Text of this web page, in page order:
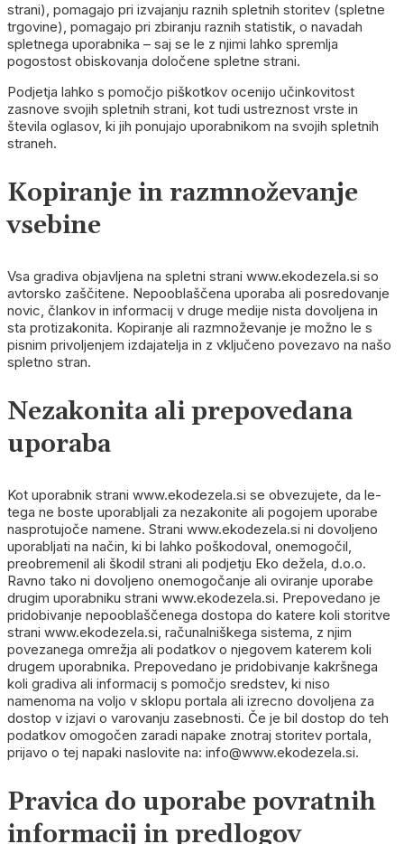
strani), pomagajo pri izvajanju raznih spletnih storitev (spletne
trgovine), pomagajo pri zbiranju raznih statistik, o navadah
spletnega uporabnika – saj se le z njimi lahko spremlja
pogostost obiskovanja določene spletne strani.
Podjetja lahko s pomočjo piškotkov ocenijo učinkovitost
zasnove svojih spletnih strani, kot tudi ustreznost vrste in
števila oglasov, ki jih ponujajo uporabnikom na svojih spletnih
straneh.
Kopiranje in razmnoževanje
vsebine
Vsa gradiva objavljena na spletni strani www.ekodezela.si so
avtorsko zaščitene. Nepooblaščena uporaba ali posredovanje
novic, člankov in informacij v druge medije nista dovoljena in
sta protizakonita. Kopiranje ali razmnoževanje je možno le s
pisnim privoljenjem izdajatelja in z vključeno povezavo na našo
spletno stran.
Nezakonita ali prepovedana
uporaba
Kot uporabnik strani www.ekodezela.si se obvezujete, da le-
tega ne boste uporabljali za nezakonite ali pogojem uporabe
nasprotujoče namene. Strani www.ekodezela.si ni dovoljeno
uporabljati na način, ki bi lahko poškodoval, onemogočil,
preobremenil ali škodil strani ali podjetju Eko dežela, d.o.o.
Ravno tako ni dovoljeno onemogočanje ali oviranje uporabe
drugim uporabniku strani www.ekodezela.si. Prepovedano je
pridobivanje nepooblaščenega dostopa do katere koli storitve
strani www.ekodezela.si, računalniškega sistema, z njim
povezanega omrežja ali podatkov o njegovem katerem koli
drugem uporabnika. Prepovedano je pridobivanje kakršnega
koli gradiva ali informacij s pomočjo sredstev, ki niso
namenoma na voljo v sklopu portala ali izrecno dovoljena za
dostop v izjavi o varovanju zasebnosti. Če je bil dostop do teh
podatkov omogočen zaradi napake znotraj storitev portala,
prijavo o tej napaki naslovite na: info@www.ekodezela.si.
Pravica do uporabe povratnih
informacij in predlogov